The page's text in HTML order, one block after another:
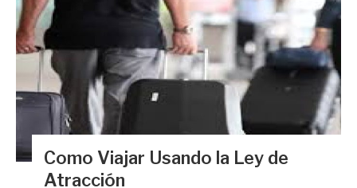
Como Viajar Usando la Ley de
Atracción